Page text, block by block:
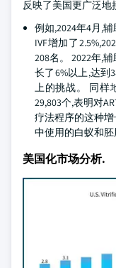
反映了美国更广泛地
例如,2024年4月,
IVF增加了
208名。 2022年,
长了6%以上,达到
上的挑战。 同样
29,803个,表明对
疗法程序的这种
中使用的白蚁和胚
美国化市场分析.